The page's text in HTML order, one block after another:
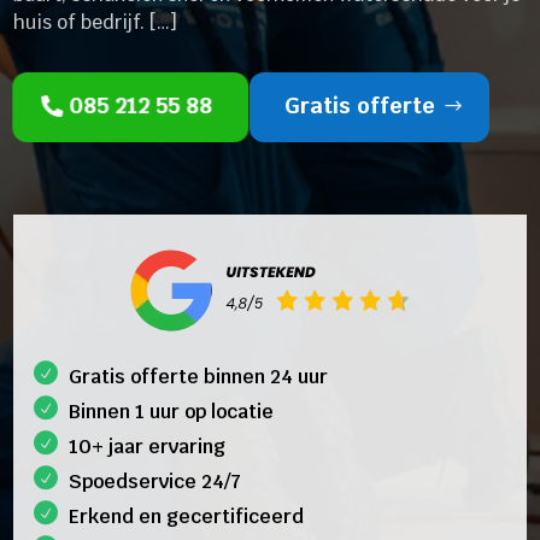
huis of bedrijf. […]
085 212 55 88 Gratis offerte
Gratis offerte binnen 24 uur
Binnen 1 uur op locatie
10+ jaar ervaring
Spoedservice 24/7
Erkend en gecertificeerd